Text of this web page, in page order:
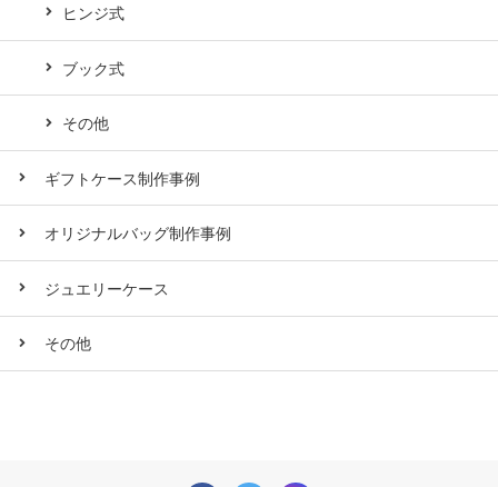
ヒンジ式
ブック式
その他
ギフトケース制作事例
オリジナルバッグ制作事例
ジュエリーケース
その他